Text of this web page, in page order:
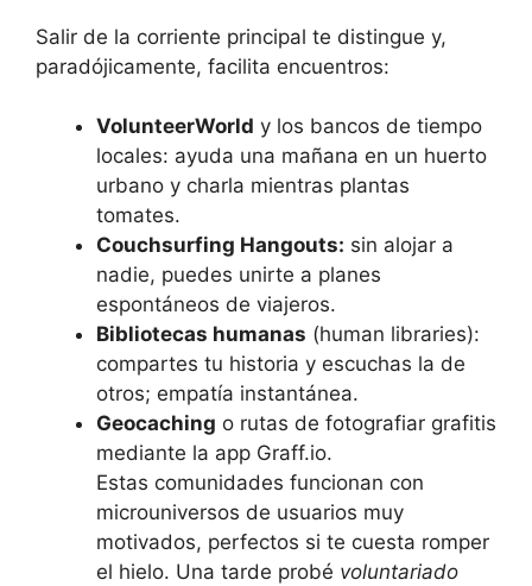
Salir de la corriente principal te distingue y,
paradójicamente, facilita encuentros:
VolunteerWorld y los bancos de tiempo
locales: ayuda una mañana en un huerto
urbano y charla mientras plantas
tomates.
Couchsurfing Hangouts: sin alojar a
nadie, puedes unirte a planes
espontáneos de viajeros.
Bibliotecas humanas (human libraries):
compartes tu historia y escuchas la de
otros; empatía instantánea.
Geocaching o rutas de fotografiar grafitis
mediante la app Graff.io.
Estas comunidades funcionan con
microuniversos de usuarios muy
motivados, perfectos si te cuesta romper
el hielo. Una tarde probé voluntariado